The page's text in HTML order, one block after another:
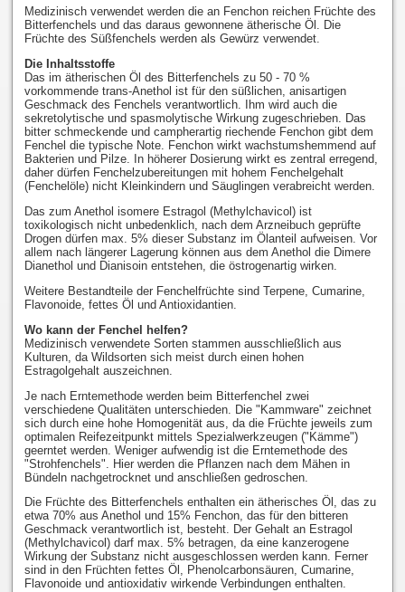
Medizinisch verwendet werden die an Fenchon reichen Früchte des
Bitterfenchels und das daraus gewonnene ätherische Öl. Die
Früchte des Süßfenchels werden als Gewürz verwendet.
Die Inhaltsstoffe
Das im ätherischen Öl des Bitterfenchels zu 50 - 70 %
vorkommende trans-Anethol ist für den süßlichen, anisartigen
Geschmack des Fenchels verantwortlich. Ihm wird auch die
sekretolytische und spasmolytische Wirkung zugeschrieben. Das
bitter schmeckende und campherartig riechende Fenchon gibt dem
Fenchel die typische Note. Fenchon wirkt wachstumshemmend auf
Bakterien und Pilze. In höherer Dosierung wirkt es zentral erregend,
daher dürfen Fenchelzubereitungen mit hohem Fenchelgehalt
(Fenchelöle) nicht Kleinkindern und Säuglingen verabreicht werden.
Das zum Anethol isomere Estragol (Methylchavicol) ist
toxikologisch nicht unbedenklich, nach dem Arzneibuch geprüfte
Drogen dürfen max. 5% dieser Substanz im Ölanteil aufweisen. Vor
allem nach längerer Lagerung können aus dem Anethol die Dimere
Dianethol und Dianisoin entstehen, die östrogenartig wirken.
Weitere Bestandteile der Fenchelfrüchte sind Terpene, Cumarine,
Flavonoide, fettes Öl und Antioxidantien.
Wo kann der Fenchel helfen?
Medizinisch verwendete Sorten stammen ausschließlich aus
Kulturen, da Wildsorten sich meist durch einen hohen
Estragolgehalt auszeichnen.
Je nach Erntemethode werden beim Bitterfenchel zwei
verschiedene Qualitäten unterschieden. Die "Kammware" zeichnet
sich durch eine hohe Homogenität aus, da die Früchte jeweils zum
optimalen Reifezeitpunkt mittels Spezialwerkzeugen ("Kämme")
geerntet werden. Weniger aufwendig ist die Erntemethode des
"Strohfenchels". Hier werden die Pflanzen nach dem Mähen in
Bündeln nachgetrocknet und anschließen gedroschen.
Die Früchte des Bitterfenchels enthalten ein ätherisches Öl, das zu
etwa 70% aus Anethol und 15% Fenchon, das für den bitteren
Geschmack verantwortlich ist, besteht. Der Gehalt an Estragol
(Methylchavicol) darf max. 5% betragen, da eine kanzerogene
Wirkung der Substanz nicht ausgeschlossen werden kann. Ferner
sind in den Früchten fettes Öl, Phenolcarbonsäuren, Cumarine,
Flavonoide und antioxidativ wirkende Verbindungen enthalten.